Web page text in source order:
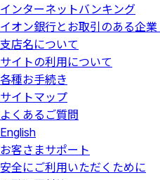
インターネットバンキング
イオン銀行とお取引のある企
支店名について
サイトの利用について
各種お手続き
サイトマップ
よくあるご質問
English
お客さまサポート
安全にご利用いただくために